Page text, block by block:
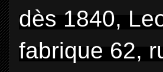
dès 1840,
fabrique 62,